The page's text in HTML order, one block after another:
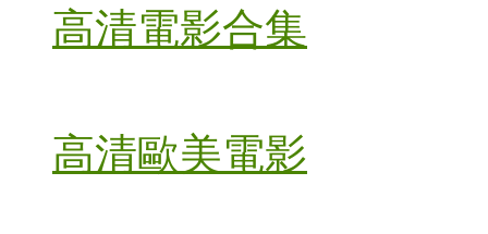
高清電影合集
高清歐美電影